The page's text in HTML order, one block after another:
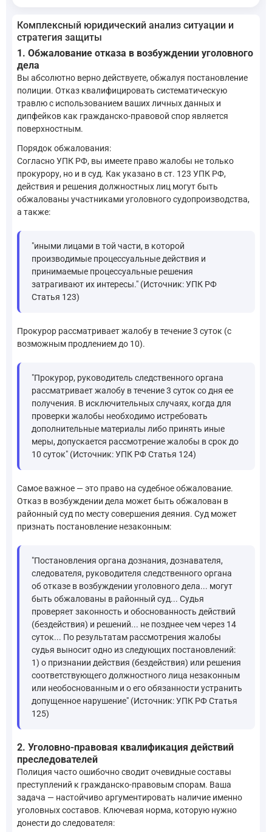
Комплексный юридический анализ ситуации и
стратегия защиты
1. Обжалование отказа в возбуждении уголовного
дела
Вы абсолютно верно действуете, обжалуя постановление
полиции. Отказ квалифицировать систематическую
травлю с использованием ваших личных данных и
дипфейков как гражданско-правовой спор является
поверхностным.
Порядок обжалования:
Согласно УПК РФ, вы имеете право жалобы не только
прокурору, но и в суд. Как указано в ст. 123 УПК РФ,
действия и решения должностных лиц могут быть
обжалованы участниками уголовного судопроизводства,
а также:
"иными лицами в той части, в которой
производимые процессуальные действия и
принимаемые процессуальные решения
затрагивают их интересы." (Источник: УПК РФ
Статья 123)
Прокурор рассматривает жалобу в течение 3 суток (с
возможным продлением до 10).
"Прокурор, руководитель следственного органа
рассматривает жалобу в течение 3 суток со дня ее
получения. В исключительных случаях, когда для
проверки жалобы необходимо истребовать
дополнительные материалы либо принять иные
меры, допускается рассмотрение жалобы в срок до
10 суток" (Источник: УПК РФ Статья 124)
Самое важное — это право на судебное обжалование.
Отказ в возбуждении дела может быть обжалован в
районный суд по месту совершения деяния. Суд может
признать постановление незаконным:
"Постановления органа дознания, дознавателя,
следователя, руководителя следственного органа
об отказе в возбуждении уголовного дела... могут
быть обжалованы в районный суд... Судья
проверяет законность и обоснованность действий
(бездействия) и решений... не позднее чем через 14
суток... По результатам рассмотрения жалобы
судья выносит одно из следующих постановлений:
1) о признании действия (бездействия) или решения
соответствующего должностного лица незаконным
или необоснованным и о его обязанности устранить
допущенное нарушение" (Источник: УПК РФ Статья
125)
2. Уголовно-правовая квалификация действий
преследователей
Полиция часто ошибочно сводит очевидные составы
преступлений к гражданско-правовым спорам. Ваша
задача — настойчиво аргументировать наличие именно
уголовных составов. Ключевая норма, которую нужно
донести до следователя: